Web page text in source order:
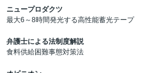
ニュープロダクツ
最大6～8時間発光する高性能蓄光テープ
弁護士による法制度解説
食料供給困難事態対策法